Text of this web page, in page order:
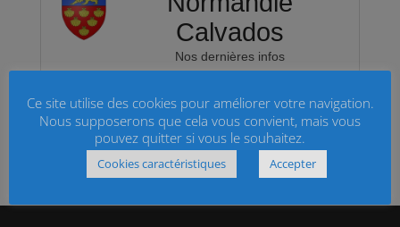
Ce site utilise des cookies pour améliorer votre navigation.
Nous supposerons que cela vous convient, mais vous
pouvez quitter si vous le souhaitez.
Cookies caractéristiques Accepter